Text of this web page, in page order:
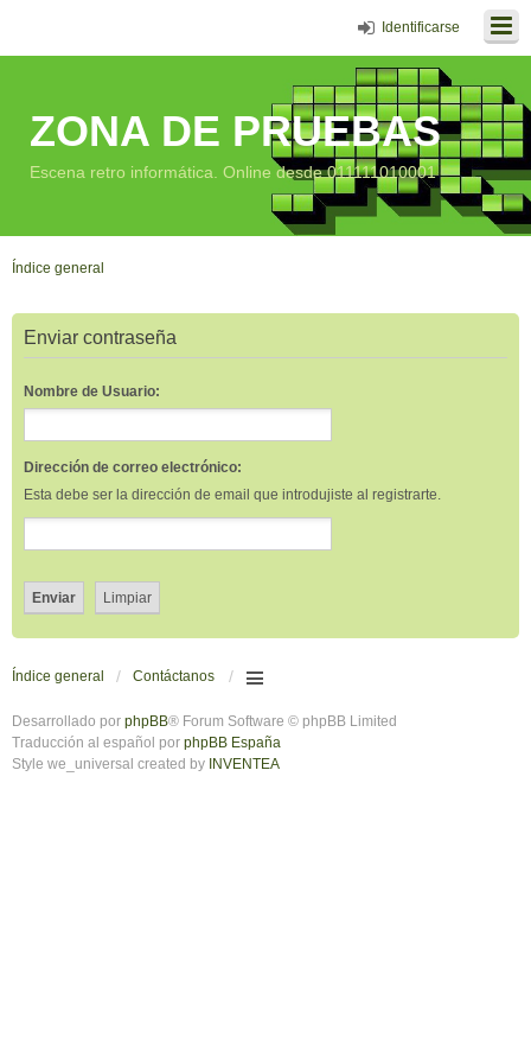
Identificarse
ZONA DE PRUEBAS
Escena retro informática. Online desde 011111010001
Índice general
Enviar contraseña
Nombre de Usuario:
Dirección de correo electrónico:
Esta debe ser la dirección de email que introdujiste al registrarte.
Índice general Contáctanos
Desarrollado por phpBB® Forum Software © phpBB Limited
Traducción al español por phpBB España
Style we_universal created by INVENTEA